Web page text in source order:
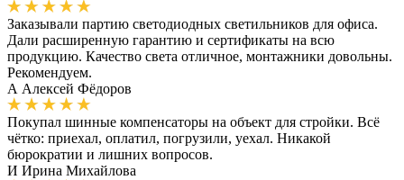
Заказывали партию светодиодных светильников для офиса.
Дали расширенную гарантию и сертификаты на всю
продукцию. Качество света отличное, монтажники довольны.
Рекомендуем.
А Алексей Фёдоров
Покупал шинные компенсаторы на объект для стройки. Всё
чётко: приехал, оплатил, погрузили, уехал. Никакой
бюрократии и лишних вопросов.
И Ирина Михайлова